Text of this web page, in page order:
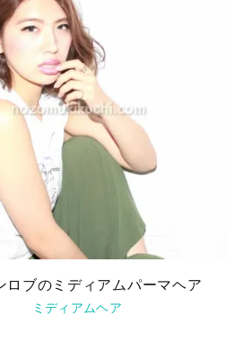
ロブのミディアムパーマヘア
ミディアムヘア